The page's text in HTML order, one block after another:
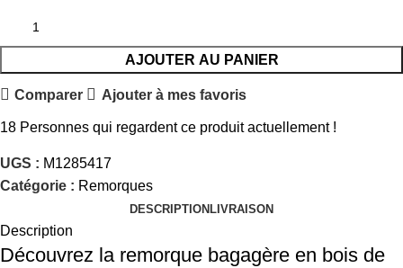
AJOUTER AU PANIER
Comparer Ajouter à mes favoris
18 Personnes qui regardent ce produit actuellement !
UGS : M1285417
Catégorie : Remorques
DESCRIPTION LIVRAISON
Description
Découvrez la remorque bagagère en bois de